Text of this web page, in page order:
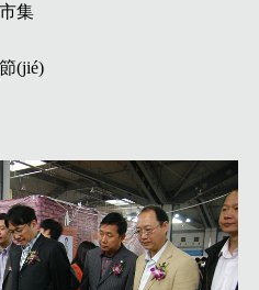
集
(jié)